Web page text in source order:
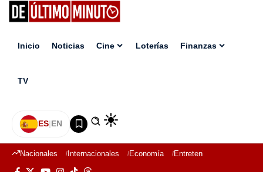
Inicio Noticias Cine Loterías Finanzas
TV
ES|EN
Nacionales Internacionales Economía Entretenimiento